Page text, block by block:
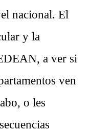
nacional. El
y la
a ver si
ven
o les